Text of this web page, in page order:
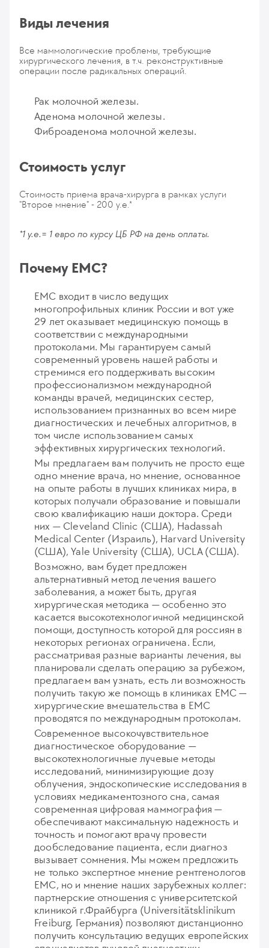
Виды лечения
Все маммологические проблемы, требующие
хирургического лечения, в т.ч. реконструктивные
операции после радикальных операций.
Рак молочной железы.
Аденома молочной железы.
Фиброаденома молочной железы.
Стоимость услуг
Стоимость приема врача-хирурга в рамках услуги
"Второе мнение" - 200 у.е.*
*1 у.е.= 1 евро по курсу ЦБ РФ на день оплаты.
Почему ЕМС?
ЕМС входит в число ведущих
многопрофильных клиник России и вот уже
29 лет оказывает медицинскую помощь в
соответствии с международными
протоколами. Мы гарантируем самый
современный уровень нашей работы и
стремимся его поддерживать высоким
профессионализмом международной
команды врачей, медицинских сестер,
использованием признанных во всем мире
диагностических и лечебных алгоритмов, в
том числе использованием самых
эффективных хирургических технологий.
Мы предлагаем вам получить не просто еще
одно мнение врача, но мнение, основанное
на опыте работы в лучших клиниках мира, в
которых получали образование и повышали
свою квалификацию наши доктора. Среди
них — Cleveland Clinic (США), Hadassah
Medical Center (Израиль), Harvard University
(США), Yale University (США), UCLA (США).
Возможно, вам будет предложен
альтернативный метод лечения вашего
заболевания, а может быть, другая
хирургическая методика — особенно это
касается высокотехнологичной медицинской
помощи, доступность которой для россиян в
некоторых регионах ограничена. Если,
рассматривая разные варианты лечения, вы
планировали сделать операцию за рубежом,
предлагаем вам узнать, есть ли возможность
получить такую же помощь в клиниках ЕМС —
хирургические вмешательства в ЕМС
проводятся по международным протоколам.
Современное высокочувствительное
диагностическое оборудование —
высокотехнологичные лучевые методы
исследований, минимизирующие дозу
облучения, эндоскопические исследования в
условиях медикаментозного сна, самая
современная цифровая маммография —
обеспечивают максимальную надежность и
точность и помогают врачу провести
дообследование пациента, если диагноз
вызывает сомнения. Мы можем предложить
не только экспертное мнение рентгенологов
ЕМС, но и мнение наших зарубежных коллег:
партнерские отношения с университетской
клиникой г.Фрайбурга (Universitätsklinikum
Freiburg, Германия) позволяют дистанционно
получить консультацию ведущих европейских